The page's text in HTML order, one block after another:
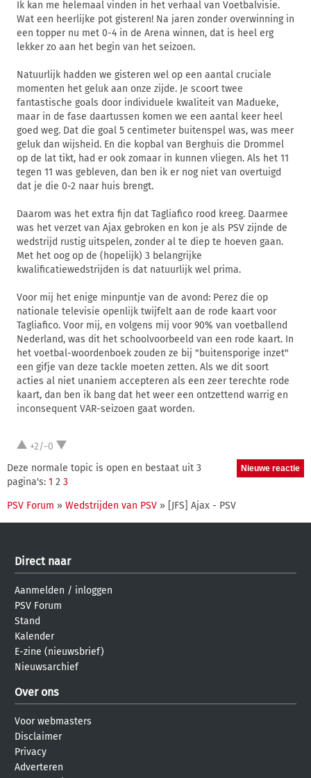
Ik kan me helemaal vinden in het verhaal van Voetbalvisie.
Wat een heerlijke pot gisteren! Na jaren zonder overwinning in
een topper nu met 0-4 in de Arena winnen, dat is heel erg
lekker zo aan het begin van het seizoen.
Natuurlijk hadden we gisteren wel op een aantal cruciale
momenten het geluk aan onze zijde. Je scoort twee
fantastische goals door individuele kwaliteit van Madueke,
maar in de fase daartussen komen we een aantal keer heel
goed weg. Dat die goal 5 centimeter buitenspel was, was meer
geluk dan wijsheid. En die kopbal van Berghuis die Drommel
op de lat tikt, had er ook zomaar in kunnen vliegen. Als het 11
tegen 11 was gebleven, dan ben ik er nog niet van overtuigd
dat je die 0-2 naar huis brengt.
Daarom was het extra fijn dat Tagliafico rood kreeg. Daarmee
was het verzet van Ajax gebroken en kon je als PSV zijnde de
wedstrijd rustig uitspelen, zonder al te diep te hoeven gaan.
Met het oog op de (hopelijk) 3 belangrijke
kwalificatiewedstrijden is dat natuurlijk wel prima.
Voor mij het enige minpuntje van de avond: Perez die op
nationale televisie openlijk twijfelt aan de rode kaart voor
Tagliafico. Voor mij, en volgens mij voor 90% van voetballend
Nederland, was dit het schoolvoorbeeld van een rode kaart. In
het voetbal-woordenboek zouden ze bij "buitensporige inzet"
een gifje van deze tackle moeten zetten. Als we dit soort
acties al niet unaniem accepteren als een zeer terechte rode
kaart, dan ben ik bang dat het weer een ontzettend warrig en
inconsequent VAR-seizoen gaat worden.
+2/-0
Deze normale topic is open en bestaat uit 3
pagina's: 1 2 3
PSV Forum » Wedstrijden van PSV » [JFS] Ajax - PSV
Direct naar
Aanmelden / inloggen
PSV Forum
Stand
Kalender
E-zine (nieuwsbrief)
Nieuwsarchief
Over ons
Voor webmasters
Disclaimer
Privacy
Adverteren